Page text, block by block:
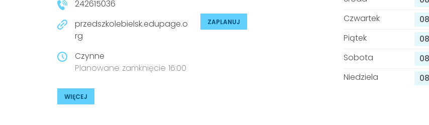
242615036
przedszkolebielsk.edupage.o
rg
Czynne
Planowane zamknięcie 16:00
WIĘCEJ
ZAPLANUJ
Czwartek
Piątek
Sobota
Niedziela